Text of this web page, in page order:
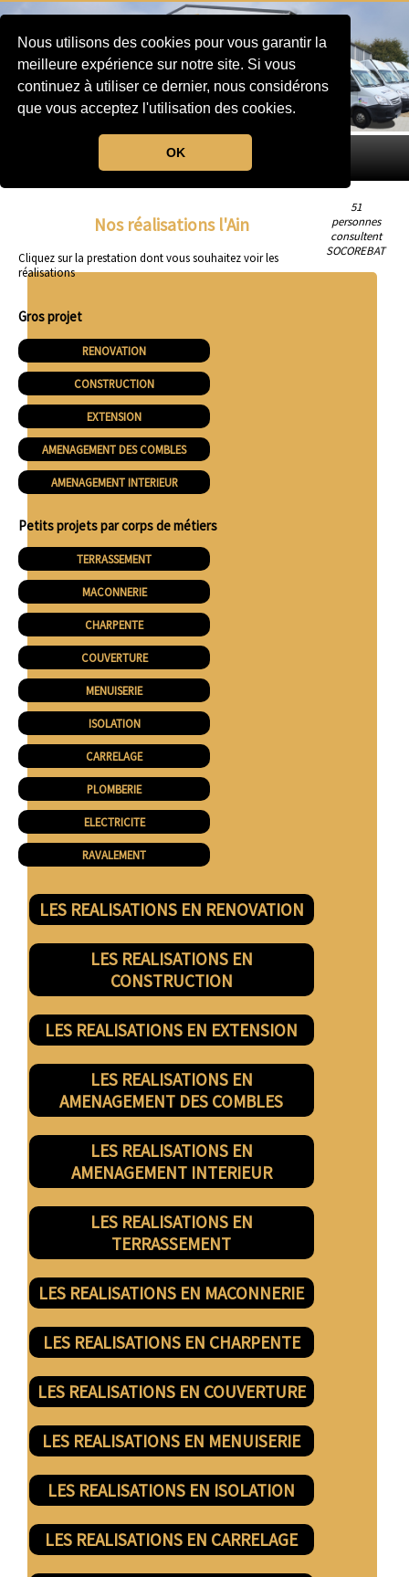
Nous utilisons des cookies pour vous garantir la
meilleure expérience sur notre site. Si vous
continuez à utiliser ce dernier, nous considérons
que vous acceptez l'utilisation des cookies.
OKMENU
Nos réalisations l'Ain
Cliquez sur la prestation dont vous souhaitez voir les
réalisations
Gros projet
RENOVATION
CONSTRUCTION
EXTENSION
AMENAGEMENT DES COMBLES
AMENAGEMENT INTERIEUR
Petits projets par corps de métiers
TERRASSEMENT
MACONNERIE
CHARPENTE
COUVERTURE
MENUISERIE
ISOLATION
CARRELAGE
PLOMBERIE
ELECTRICITE
RAVALEMENT
LES REALISATIONS EN RENOVATION
LES REALISATIONS EN
CONSTRUCTION
LES REALISATIONS EN EXTENSION
LES REALISATIONS EN
AMENAGEMENT DES COMBLES
LES REALISATIONS EN
AMENAGEMENT INTERIEUR
LES REALISATIONS EN
TERRASSEMENT
LES REALISATIONS EN MACONNERIE
LES REALISATIONS EN CHARPENTE
LES REALISATIONS EN COUVERTURE
LES REALISATIONS EN MENUISERIE
LES REALISATIONS EN ISOLATION
LES REALISATIONS EN CARRELAGE
51
personnes
consultent
SOCOREBAT